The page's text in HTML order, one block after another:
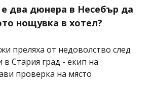
два дюнера в Несебър да
нощувка в хотел?
преляха от недоволство след
Стария град - екип на
проверка на място